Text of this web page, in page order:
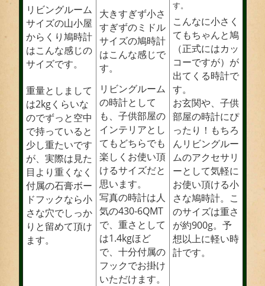
リビングルーム
サイズの山小屋
からくり鳩時計
はこんな感じの
サイズです。
重量としまして
は2kgくらいな
のでずっと空中
で持っていると
少し重たいです
が、実際は見た
目より重くなく
付属の石膏ボー
ドフックなら小
さな穴でしっか
りと留めて頂け
ます。
大きすぎず小さ
すぎずのミドル
サイズの鳩時計
はこんな感じで
す。
リビングルーム
の時計として
も、子供部屋の
インテリアとし
てもどちらでも
楽しくお使い頂
けるサイズだと
思います。
写真の時計は人
気の430-6QMT
で、重さとして
は1.4kgほど
で、十分付属の
フックでお掛け
いただけます。
す。
こんなに小さく
てもちゃんと鳩
（正式にはカッ
コーですが）が
出てくる時計で
す。
お玄関や、子供
部屋の時計にぴ
ったり！もちろ
んリビングルー
ムのアクセサリ
ーとして気軽に
お使い頂ける小
さな鳩時計。こ
のサイズは重さ
が約900g。予
想以上に軽い時
計です。